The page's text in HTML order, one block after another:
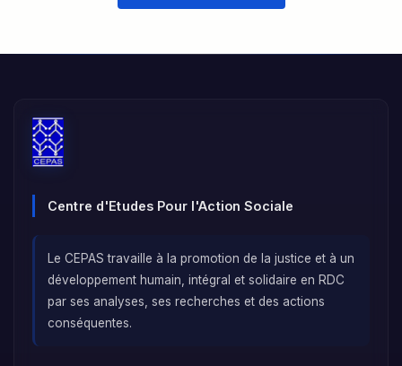
Centre d'Etudes Pour l'Action Sociale
Le CEPAS travaille à la promotion de la justice et à un
développement humain, intégral et solidaire en RDC
par ses analyses, ses recherches et des actions
conséquentes.